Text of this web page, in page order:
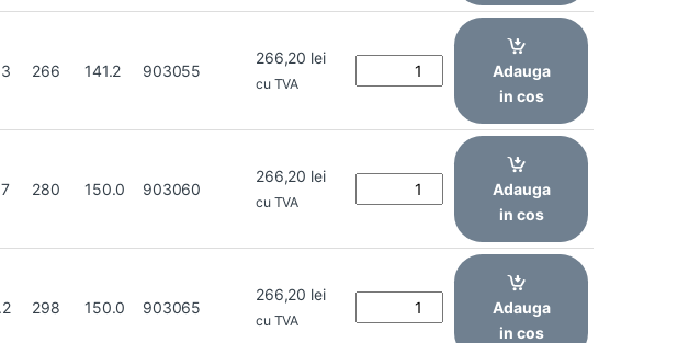
266 141.2 903055
266,20 lei
cu TVA
Adauga
in cos
280 150.0 903060
266,20 lei
cu TVA
Adauga
in cos
298 150.0 903065
266,20 lei
cu TVA
Adauga
in cos